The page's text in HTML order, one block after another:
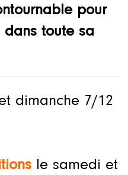
pour
dans toute sa
dimanche 7/12
le samedi et